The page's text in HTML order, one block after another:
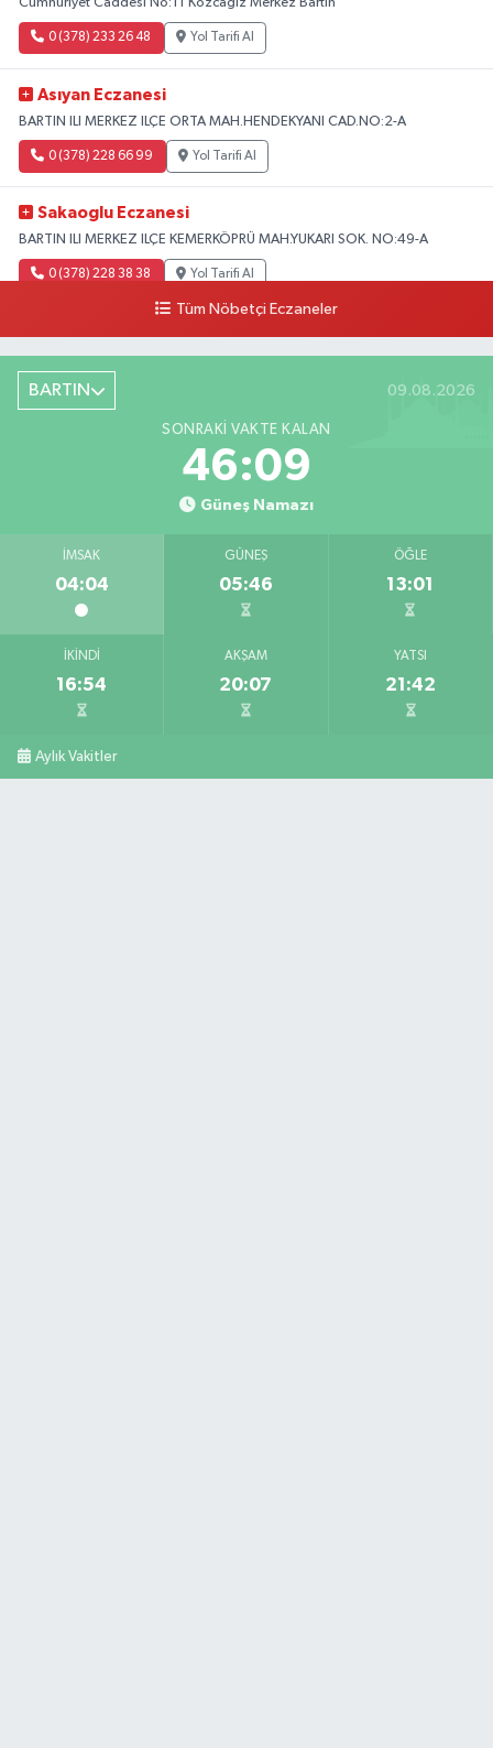
Cumhuriyet Caddesi No:11 Kozcağız Merkez Bartın
0 (378) 233 26 48 Yol Tarifi Al
Asıyan Eczanesi
BARTIN ILI MERKEZ ILÇE ORTA MAH.HENDEKYANI CAD.NO:2-A
0 (378) 228 66 99 Yol Tarifi Al
Sakaoglu Eczanesi
BARTIN ILI MERKEZ ILÇE KEMERKÖPRÜ MAH.YUKARI SOK. NO:49-A
0 (378) 228 38 38 Yol Tarifi Al
Tüm Nöbetçi Eczaneler
BARTIN 09.08.2026
SONRAKI VAKTE KALAN
46:08
Güneş Namazı
İMSAK
04:04
GÜNEŞ
05:46
ÖĞLE
13:01
İKINDI
16:54
AKŞAM
20:07
YATSI
21:42
Aylık Vakitler